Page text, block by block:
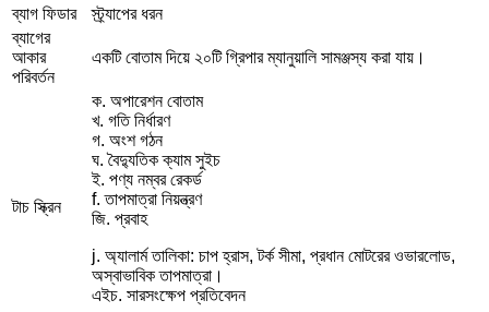
ব্যাগ ফিডার
স্ট্র্যাপের ধরন
ব্যাগের
আকার
পরিবর্তন
একটি বোতাম দিয়ে ২০টি গ্রিপার ম্যানুয়ালি সামঞ্জস্য করা যায়।
টাচ স্ক্রিন
ক. অপারেশন বোতাম
খ. গতি নির্ধারণ
গ. অংশ গঠন
ঘ. বৈদ্যুতিক ক্যাম সুইচ
ই. পণ্য নম্বর রেকর্ড
f. তাপমাত্রা নিয়ন্ত্রণ
জি. প্রবাহ
j. অ্যালার্ম তালিকা: চাপ হ্রাস, টর্ক সীমা, প্রধান মোটরের ওভারলোড,
অস্বাভাবিক তাপমাত্রা।
এইচ. সারসংক্ষেপ প্রতিবেদন